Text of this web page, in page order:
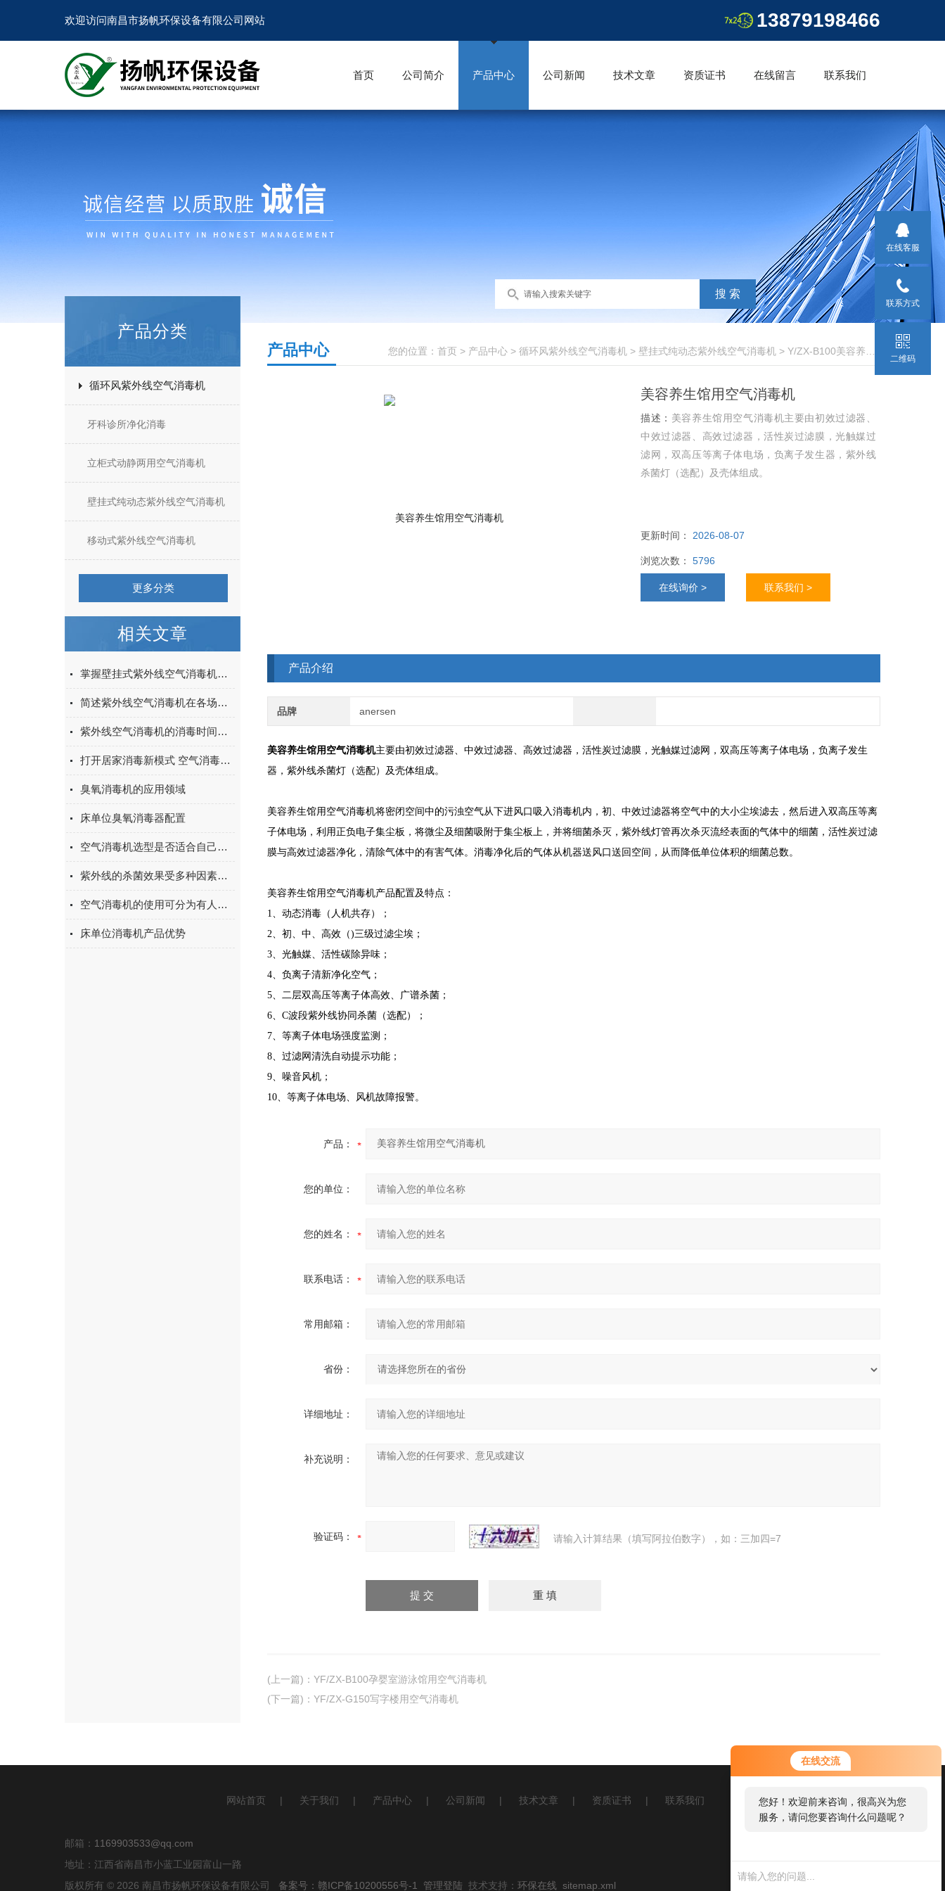
在线交流
您好！欢迎前来咨询，很高兴为您
服务，请问您要咨询什么问题呢？
欢迎访问南昌市扬帆环保设备有限公司网站 13879198466
首页 公司简介 产品中心 公司新闻 技术文章 资质证书 在线留言 联系我们
产品分类
循环风紫外线空气消毒机
牙科诊所净化消毒
立柜式动静两用空气消毒机
壁挂式纯动态紫外线空气消毒机
移动式紫外线空气消毒机
更多分类
相关文章
掌握壁挂式紫外线空气消毒机标准作业流程保障室内消杀工作合规有效
简述紫外线空气消毒机在各场所中起到的作用
紫外线空气消毒机的消毒时间选择介绍
打开居家消毒新模式 空气消毒机正改变着您的生活
臭氧消毒机的应用领域
床单位臭氧消毒器配置
空气消毒机选型是否适合自己比价格更为重要
紫外线的杀菌效果受多种因素的影响
空气消毒机的使用可分为有人与无人两种状态
床单位消毒机产品优势
您的位置： 首页 > 产品中心 > 循环风紫外线空气消毒机 > 壁挂式纯动态紫外线空气消毒机 > Y/ZX-B100美容养生馆用空气消毒机
产品中心
美容养生馆用空气消毒机
描述： 美容养生馆用空气消毒机主要由初效过滤器、
中效过滤器、高效过滤器，活性炭过滤膜，光触媒过
滤网，双高压等离子体电场，负离子发生器，紫外线
杀菌灯（选配）及壳体组成。
更新时间： 2026-08-07
浏览次数： 5796
在线询价 > 联系我们 >
产品介绍
品牌 anersen
美容养生馆用空气消毒机主要由初效过滤器、中效过滤器、高效过滤器，活性炭过滤膜，光触媒过滤网，双高压等离子体电场，负离子发生
器，紫外线杀菌灯（选配）及壳体组成。
美容养生馆用空气消毒机将密闭空间中的污浊空气从下进风口吸入消毒机内，初、中效过滤器将空气中的大小尘埃滤去，然后进入双高压等离
子体电场，利用正负电子集尘板，将微尘及细菌吸附于集尘板上，并将细菌杀灭，紫外线灯管再次杀灭流经表面的气体中的细菌，活性炭过滤
膜与高效过滤器净化，清除气体中的有害气体。消毒净化后的气体从机器送风口送回空间，从而降低单位体积的细菌总数。
美容养生馆用空气消毒机产品配置及特点：
1、动态消毒（人机共存）；
2、初、中、高效（)三级过滤尘埃；
3、光触媒、活性碳除异味；
4、负离子清新净化空气；
5、二层双高压等离子体高效、广谱杀菌；
6、C波段紫外线协同杀菌（选配）；
7、等离子体电场强度监测；
8、过滤网清洗自动提示功能；
9、噪音风机；
10、等离子体电场、风机故障报警。
产品：
您的单位：
您的姓名：
联系电话：
常用邮箱：
省份：
详细地址：
补充说明：
验证码： 请输入计算结果（填写阿拉伯数字），如：三加四=7
(上一篇) ： YF/ZX-B100孕婴室游泳馆用空气消毒机
(下一篇) ： YF/ZX-G150写字楼用空气消毒机
网站首页 | 关于我们 | 产品中心 | 公司新闻 | 技术文章 | 资质证书 | 联系我们
邮箱： 1169903533@qq.com
地址：江西省南昌市小蓝工业园富山一路
版权所有 © 2026 南昌市扬帆环保设备有限公司 备案号：赣ICP备10200556号-1 管理登陆 技术支持： 环保在线 sitemap.xml
在线客服
联系方式
二维码